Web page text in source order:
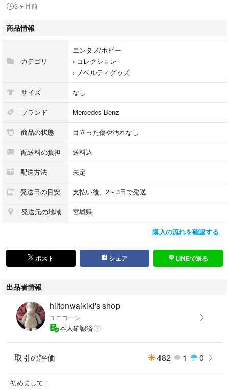
い。
専用箱は有りません
以上ご理解頂ける方にお願い致します。
3ヶ月前
商品情報
カテゴリ
エンタメ/ホビー
› コレクション
› ノベルティグッズ
サイズ なし
ブランド Mercedes-Benz
商品の状態 目立った傷や汚れなし
配送料の負担 送料込
配送方法 未定
発送日の目安 支払い後、2～3日で発送
発送元の地域 宮城県
購入の流れを確認する
ポスト シェア LINEで送る
出品者情報
hiltonwaikiki's shop
ユニコーン
本人確認済
取引の評価 482 1 0
初めまして！